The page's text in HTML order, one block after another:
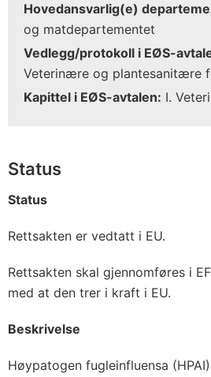
Hovedansvarlig(e)
og matdepartementet
Vedlegg/protokoll i EØS-
Veterinære og plantesanitære
Kapittel i EØS-avtalen: I.
Status
Status
Rettsakten er vedtatt i EU.
Rettsakten skal gjennomføres i
med at den trer i kraft i EU.
Beskrivelse
Høypatogen fugleinfluensa